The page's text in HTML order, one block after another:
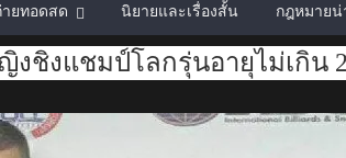
ายทอดสด นิยายและเรื่องสั้น กฎหมายน่
งชิงแชมป์โลกรุ่นอายุไม่เกิน